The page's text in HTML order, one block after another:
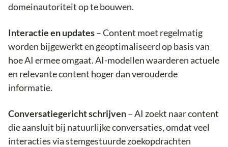
domeinautoriteit op te bouwen.
Interactie en updates– Content moet regelmatig
worden bijgewerkt en geoptimaliseerd op basis van
hoe AI ermee omgaat. AI-modellen waarderen actuele
en relevante content hoger dan verouderde
informatie.
Conversatiegericht schrijven– AI zoekt naar content
die aansluit bij natuurlijke conversaties, omdat veel
interacties via stemgestuurde zoekopdrachten